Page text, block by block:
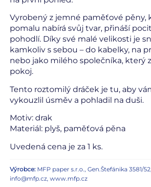
Vyrobený z jemné paměťové pěny,
pomalu nabírá svůj tvar, přináší
pohodlí. Díky své malé velikosti je
kamkoliv s sebou – do kabelky, na
nebo jako milého společníka, který
pokoj.
Tento roztomilý dráček je tu, aby
vykouzlil úsměv a pohladil na duši.
Motiv: drak
Materiál: plyš, paměťová pěna
Uvedená cena je za 1 ks.
Výrobce: MFP paper s.r.o., Gen.Štefánika 3581/
info@mfp.cz, www.mfp.cz